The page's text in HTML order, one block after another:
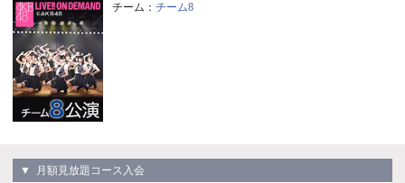
チーム： チーム8
▼ 月額見放題コース入会